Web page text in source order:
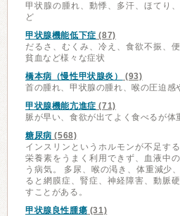
甲状腺の腫れ、動悸、多汗、ほてり
ど
甲状腺機能低下症 (87)
だるさ、むくみ、冷え、食欲不振、
貧血など様々な症状
橋本病（慢性甲状腺炎）
(93)
首の腫れ、甲状腺の腫れ、喉の圧迫感
甲状腺機能亢進症 (71)
脈が早い、食欲が出てよく食べるが
糖尿病 (568)
インスリンというホルモンが不足す
栄養素をうまく利用できず、血液中
う病気。 多尿、喉の渇き、体重減少
ると網膜症、腎症、神経障害、動脈
すことがある。
甲状腺良性腫瘍 (31)